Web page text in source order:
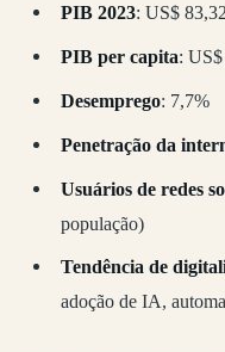
PIB 2023: US$
PIB per capita:
Desemprego: 7,7%
Penetração da
Usuários de redes
população)
Tendência de
adoção de IA,